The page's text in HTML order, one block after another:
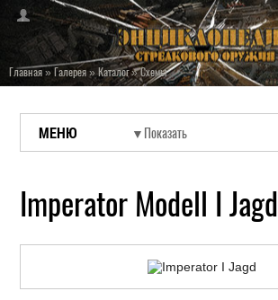
Главная»Галерея»Каталог»Схемы
МЕНЮ
Imperator Modell I Jagd